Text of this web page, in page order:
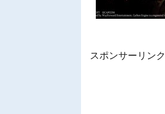
スポンサーリンク